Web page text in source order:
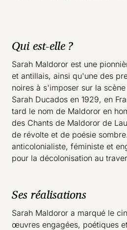
Qui est-elle ?
Sarah Maldoror est une
et antillais, ainsi qu'une des
noires à s'imposer sur la
Sarah Ducados en 1929, en
tard le nom de Maldoror en
des Chants de Maldoror de
de révolte et de poésie
anticolonialiste, féministe et
pour la décolonisation au
Ses réalisations
Sarah Maldoror a marqué le
œuvres engagées, poétiques